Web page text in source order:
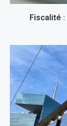
Fiscalité :